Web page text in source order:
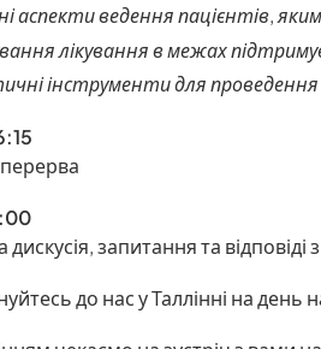
аспекти ведення пацієнтів,
лікування в межах
інструменти для
запитання та
до нас у Таллінні на